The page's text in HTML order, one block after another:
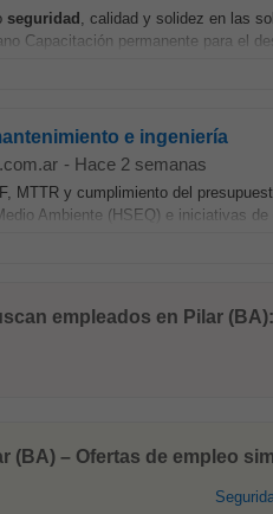
seguridad , calidad y solidez en las
Capacitación permanente para el
e ingeniería
- Hace 2 semanas
MTTR y cumplimiento del
Ambiente (HSEQ) e iniciativas
empleados en Pilar (BA):
(BA) – Ofertas de empleo